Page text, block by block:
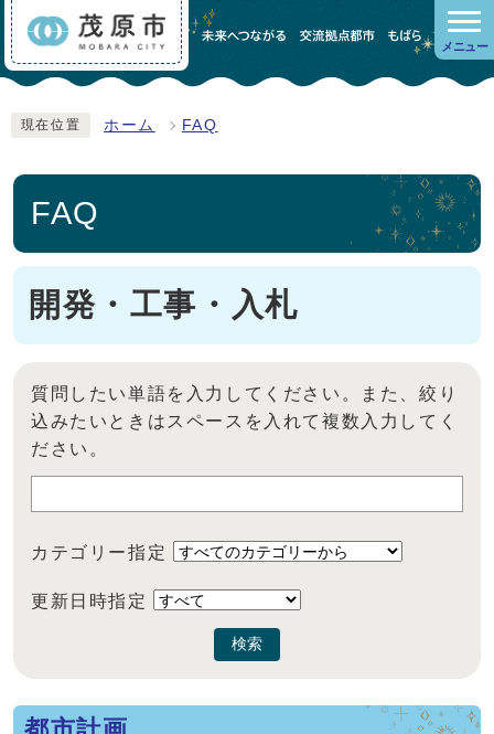
メニュー
現在位置 ホーム FAQ
FAQ
開発・工事・入札
質問したい単語を入力してください。また、絞り
込みたいときはスペースを入れて複数入力してく
ださい。
カテゴリー指定
更新日時指定
検索